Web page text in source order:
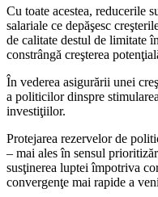
Cu toate acestea, reducerile
salariale ce depăşesc
de calitate destul de limitate
constrângă creşterea
În vederea asigurării unei
a politicilor dinspre
investiţiilor.
Protejarea rezervelor de
– mai ales în sensul
susţinerea luptei împotriva
convergenţe mai rapide a